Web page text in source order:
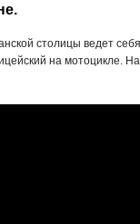
столицы ведет
на мотоцикле.